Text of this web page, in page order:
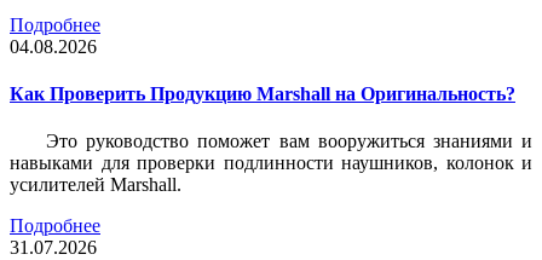
Подробнее
04.08.2026
Как Проверить Продукцию Marshall на Оригинальность?
Это руководство поможет вам вооружиться знаниями и
навыками для проверки подлинности наушников, колонок и
усилителей Marshall.
Подробнее
31.07.2026